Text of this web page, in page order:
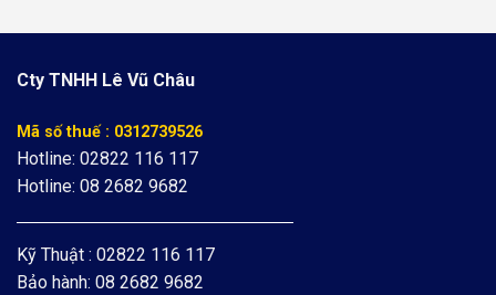
Cty TNHH Lê Vũ Châu
Mã số thuế : 0312739526
Hotline: 02822 116 117
Hotline: 08 2682 9682
Kỹ Thuật : 02822 116 117
Bảo hành: 08 2682 9682